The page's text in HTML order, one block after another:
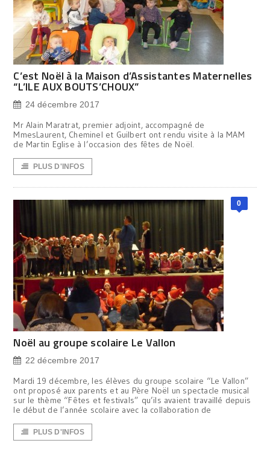
C’est Noël à la Maison d’Assistantes Maternelles
“L’ILE AUX BOUTS’CHOUX”
24 décembre 2017
Mr Alain Maratrat, premier adjoint, accompagné de
MmesLaurent, Cheminel et Guilbert ont rendu visite à la MAM
de Martin Eglise à l’occasion des fêtes de Noël.
PLUS D'INFOS
0
Noël au groupe scolaire Le Vallon
22 décembre 2017
Mardi 19 décembre, les élèves du groupe scolaire “Le Vallon”
ont proposé aux parents et au Père Noël un spectacle musical
sur le thème “Fêtes et festivals” qu’ils avaient travaillé depuis
le début de l’année scolaire avec la collaboration de
PLUS D'INFOS